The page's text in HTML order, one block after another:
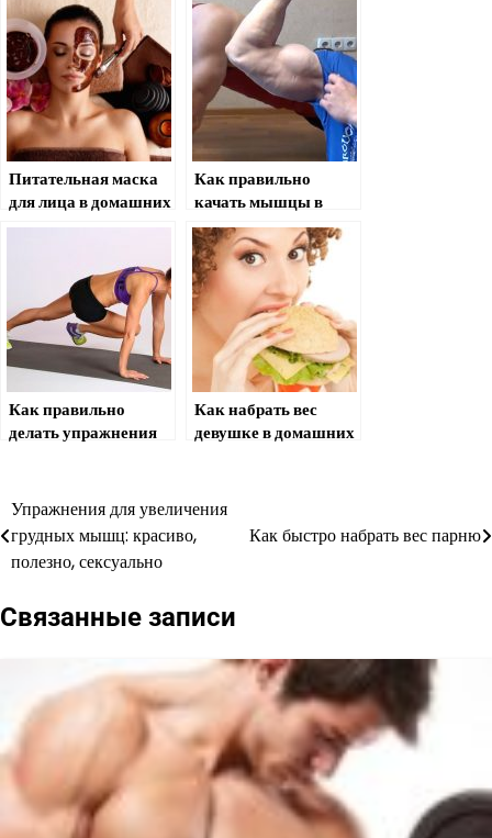
Питательная маска
для лица в домашних
условиях: как
приготовить?
Как правильно
качать мышцы в
домашних условиях
Как правильно
делать упражнения
Как набрать вес
девушке в домашних
Навигация
по
Упражнения для увеличения
грудных мышц: красиво,
полезно, сексуально
Как быстро набрать вес парню
Связанные записи